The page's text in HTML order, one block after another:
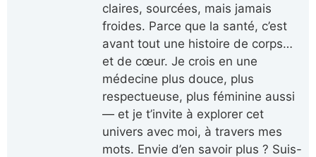
claires, sourcées, mais jamais
froides. Parce que la santé, c’est
avant tout une histoire de corps…
et de cœur. Je crois en une
médecine plus douce, plus
respectueuse, plus féminine aussi
— et je t’invite à explorer cet
univers avec moi, à travers mes
mots. Envie d’en savoir plus ? Suis-